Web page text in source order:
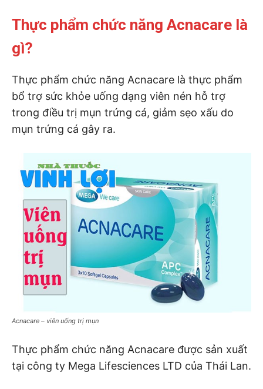
Thực phẩm chức năng Acnacare là
gì?
Thực phẩm chức năng Acnacare là thực phẩm
bổ trợ sức khỏe uống dạng viên nén hỗ trợ
trong điều trị mụn trứng cá, giảm sẹo xấu do
mụn trứng cá gây ra.
Acnacare – viên uống trị mụn
Thực phẩm chức năng Acnacare được sản xuất
tại công ty Mega Lifesciences LTD của Thái Lan.